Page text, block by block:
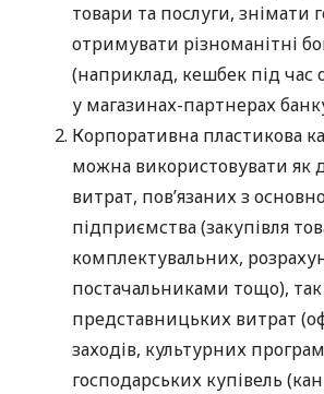
товари та послуги, знімати
отримувати різноманітні
(наприклад, кешбек під час
у магазинах-партнерах
Корпоративна пластикова
можна використовувати як
витрат, пов’язаних з
підприємства (закупівля
комплектувальних,
постачальниками тощо), так
представницьких витрат
заходів, культурних
господарських купівель